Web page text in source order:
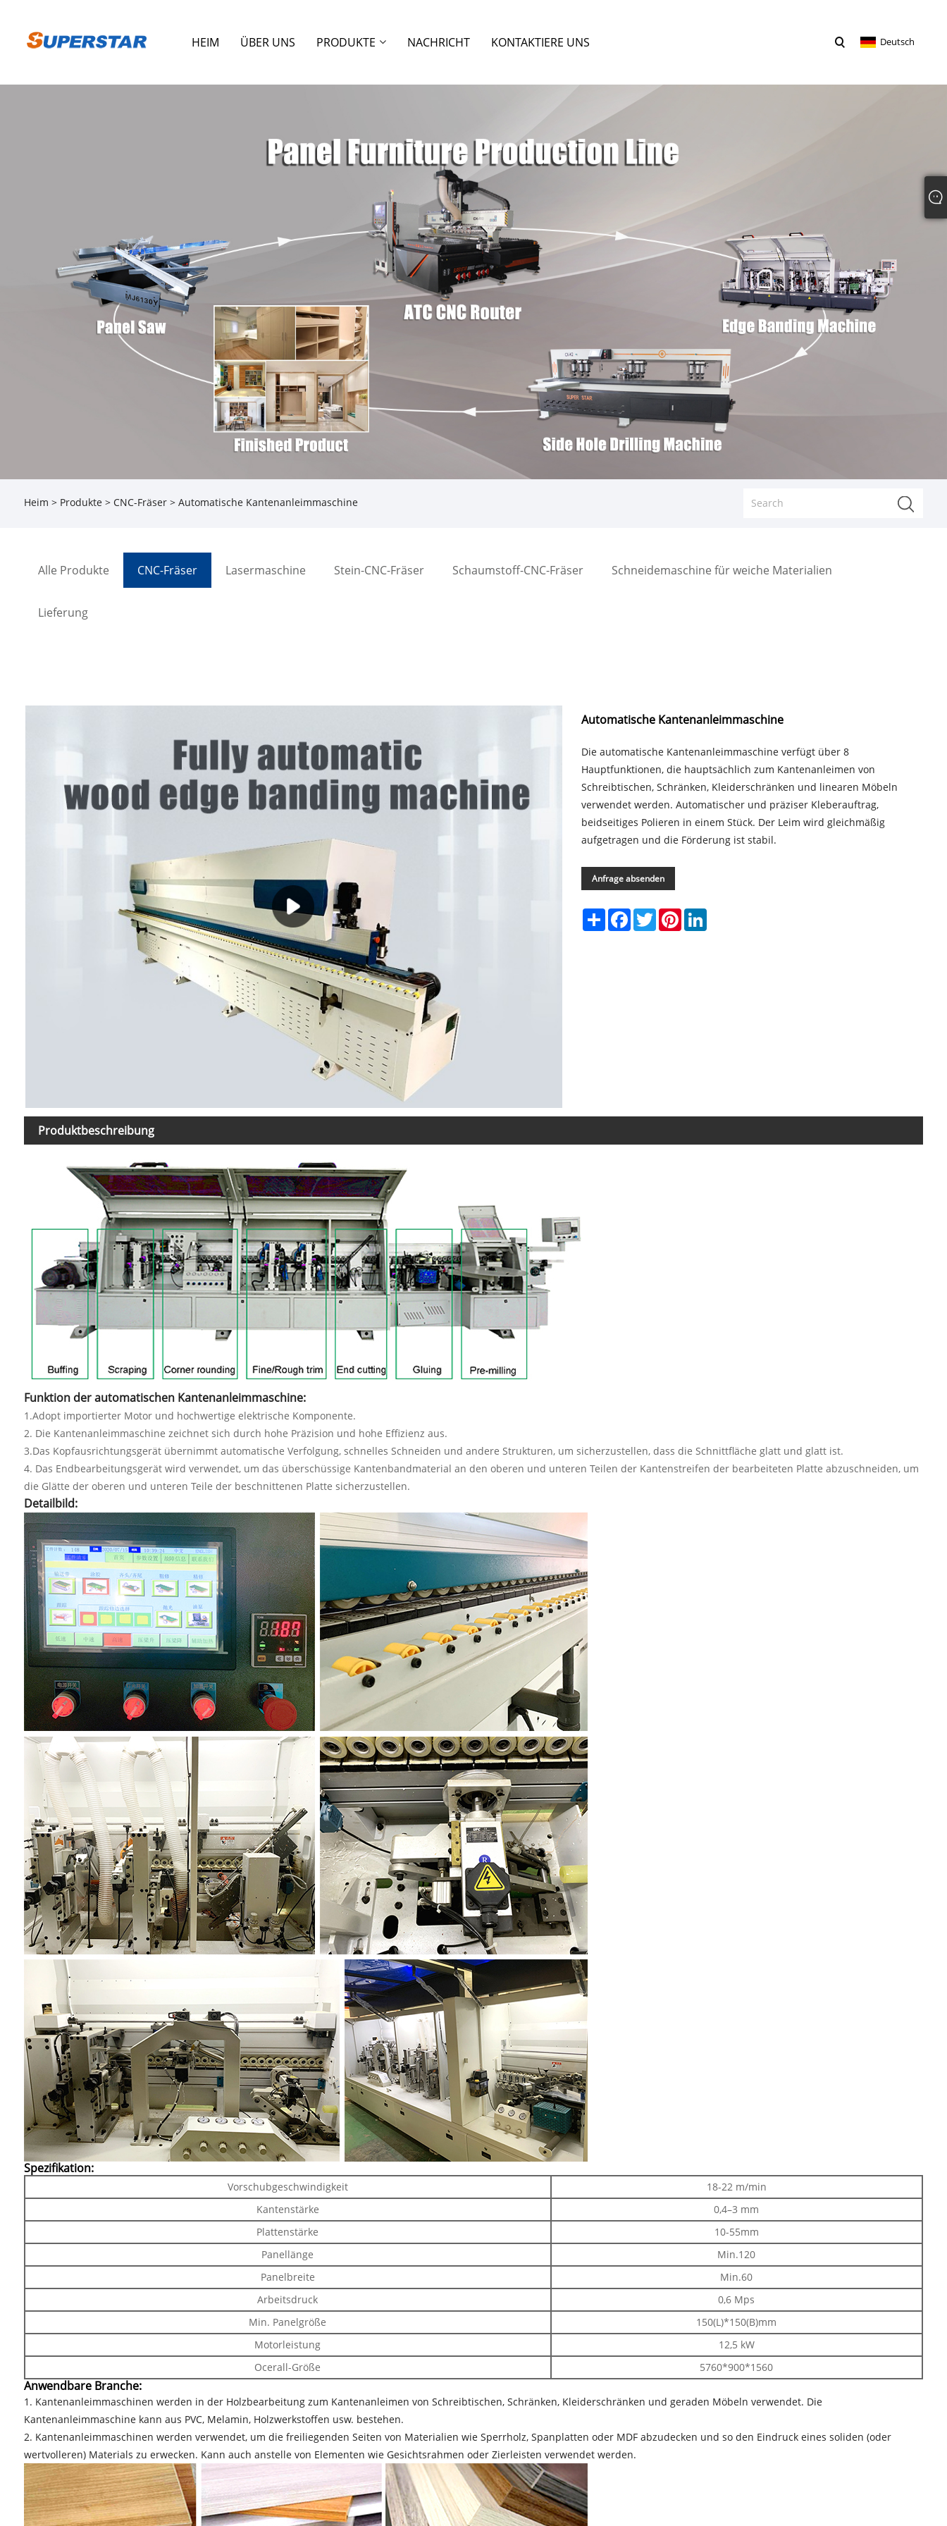
HEIM ÜBER UNS PRODUKTE NACHRICHT KONTAKTIERE UNS Deutsch
Heim > Produkte> CNC-Fräser> Automatische Kantenanleimmaschine
Alle Produkte CNC-Fräser Lasermaschine Stein-CNC-Fräser Schaumstoff-CNC-Fräser Schneidemaschine für weiche Materialien
Lieferung
Automatische Kantenanleimmaschine
Die automatische Kantenanleimmaschine verfügt über 8
Hauptfunktionen, die hauptsächlich zum Kantenanleimen von
Schreibtischen, Schränken, Kleiderschränken und linearen Möbeln
verwendet werden. Automatischer und präziser Kleberauftrag,
beidseitiges Polieren in einem Stück. Der Leim wird gleichmäßig
aufgetragen und die Förderung ist stabil.
Anfrage absenden
Share FacebookTwitterPinterest
Produktbeschreibung
Funktion der automatischen Kantenanleimmaschine:
1.Adopt importierter Motor und hochwertige elektrische Komponente.
2. Die Kantenanleimmaschine zeichnet sich durch hohe Präzision und hohe Effizienz aus.
3.Das Kopfausrichtungsgerät übernimmt automatische Verfolgung, schnelles Schneiden und andere Strukturen, um sicherzustellen, dass die Schnittfläche glatt und glatt ist.
4. Das Endbearbeitungsgerät wird verwendet, um das überschüssige Kantenbandmaterial an den oberen und unteren Teilen der Kantenstreifen der bearbeiteten Platte abzuschneiden, um
die Glätte der oberen und unteren Teile der beschnittenen Platte sicherzustellen.
Detailbild:
Spezifikation:
Vorschubgeschwindigkeit
18-22 m/min
Kantenstärke
0,4–3 mm
Plattenstärke
10-55mm
Panellänge
Min.120
Panelbreite
Min.60
Arbeitsdruck
0,6 Mps
Min. Panelgröße
150(L)*150(B)mm
Motorleistung
12,5 kW
Ocerall-Größe
5760*900*1560
Anwendbare Branche:
1. Kantenanleimmaschinen werden in der Holzbearbeitung zum Kantenanleimen von Schreibtischen, Schränken, Kleiderschränken und geraden Möbeln verwendet. Die
Kantenanleimmaschine kann aus PVC, Melamin, Holzwerkstoffen usw. bestehen.
2. Kantenanleimmaschinen werden verwendet, um die freiliegenden Seiten von Materialien wie Sperrholz, Spanplatten oder MDF abzudecken und so den Eindruck eines soliden (oder
wertvolleren) Materials zu erwecken. Kann auch anstelle von Elementen wie Gesichtsrahmen oder Zierleisten verwendet werden.